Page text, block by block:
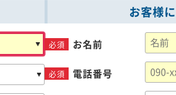
お客様
必須 お名前
必須 電話番号